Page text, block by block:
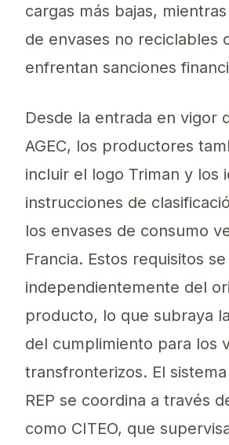
cargas más bajas,
de envases no reciclables
enfrentan sanciones
Desde la entrada en vigor
AGEC, los productores
incluir el logo Triman y los
instrucciones de
los envases de consumo
Francia. Estos requisitos
independientemente del
producto, lo que subraya
del cumplimiento para los
transfronterizos. El
REP se coordina a través
como CITEO, que